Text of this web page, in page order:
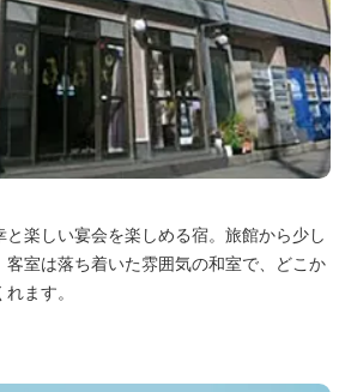
楽しい宴会を楽しめる宿。旅館から少し
室は落ち着いた雰囲気の和室で、どこか
ます。